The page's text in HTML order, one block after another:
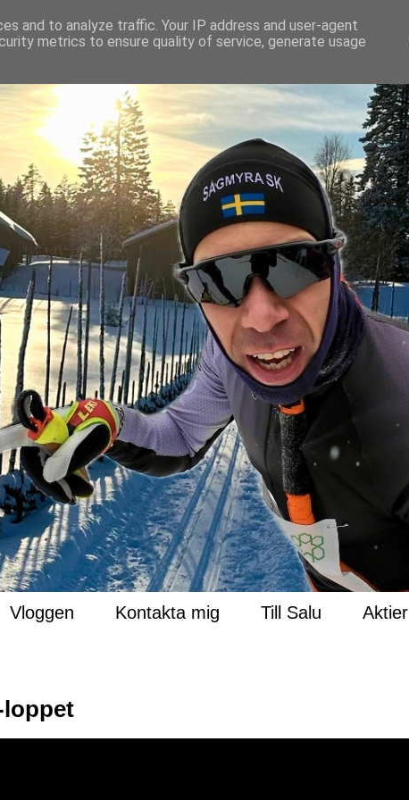
Vloggen Kontakta mig Till Salu Aktier
and to analyze traffic. Your IP address and user-agent
metrics to ensure quality of service, generate usage